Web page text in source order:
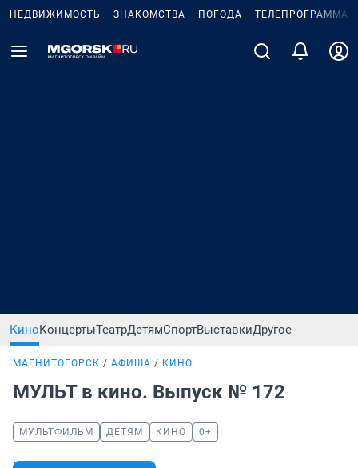
НЕДВИЖИМОСТЬ ЗНАКОМСТВА ПОГОДА ТЕЛЕПРОГРАММА
КиноКонцертыТеатрДетямСпортВыставкиДругое
МАГНИТОГОРСК АФИША КИНО
МУЛЬТ в кино. Выпуск № 172
МУЛЬТФИЛЬМ ДЕТЯМ КИНО 0+